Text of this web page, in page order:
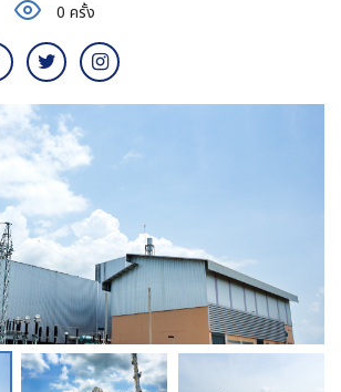
0 ครั้ง